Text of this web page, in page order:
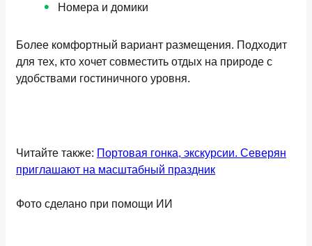
Номера и домики
Более комфортный вариант размещения. Подходит
для тех, кто хочет совместить отдых на природе с
удобствами гостиничного уровня.
Читайте также: Портовая гонка, экскурсии. Северян
приглашают на масштабный праздник
Фото сделано при помощи ИИ